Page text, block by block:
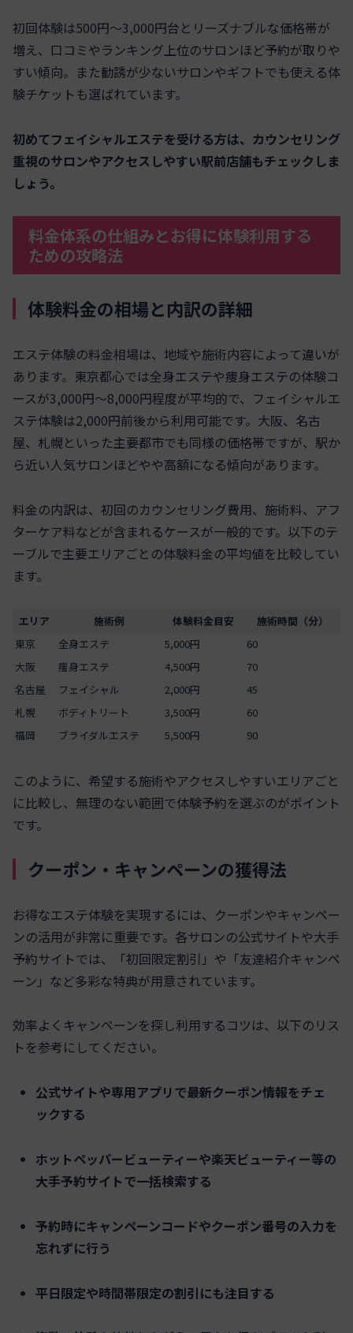
初回体験は500円〜3,000円台とリーズナブルな価格帯が
増え、口コミやランキング上位のサロンほど予約が取りや
すい傾向。また勧誘が少ないサロンやギフトでも使える体
験チケットも選ばれています。
初めてフェイシャルエステを受ける方は、カウンセリング
重視のサロンやアクセスしやすい駅前店舗もチェックしま
しょう。
料金体系の仕組みとお得に体験利用する
ための攻略法
体験料金の相場と内訳の詳細
エステ体験の料金相場は、地域や施術内容によって違いが
あります。東京都心では全身エステや痩身エステの体験コ
ースが3,000円～8,000円程度が平均的で、フェイシャルエ
ステ体験は2,000円前後から利用可能です。大阪、名古
屋、札幌といった主要都市でも同様の価格帯ですが、駅か
ら近い人気サロンほどやや高額になる傾向があります。
料金の内訳は、初回のカウンセリング費用、施術料、アフ
ターケア料などが含まれるケースが一般的です。以下のテ
ーブルで主要エリアごとの体験料金の平均値を比較してい
ます。
エリア 施術例 体験料金目安
施術時間（分）
東京
全身エステ 5,000円
60
大阪
痩身エステ 4,500円
70
名古屋
フェイシャル 2,000円
45
札幌
ボディトリート 3,500円
60
福岡
ブライダルエステ 5,500円 90
このように、希望する施術やアクセスしやすいエリアごと
に比較し、無理のない範囲で体験予約を選ぶのがポイント
です。
クーポン・キャンペーンの獲得法
お得なエステ体験を実現するには、クーポンやキャンペー
ンの活用が非常に重要です。各サロンの公式サイトや大手
予約サイトでは、「初回限定割引」や「友達紹介キャンペ
ーン」など多彩な特典が用意されています。
効率よくキャンペーンを探し利用するコツは、以下のリス
トを参考にしてください。
公式サイトや専用アプリで最新クーポン情報をチェ
ックする
ホットペッパービューティーや楽天ビューティー等の
大手予約サイトで一括検索する
予約時にキャンペーンコードやクーポン番号の入力を
忘れずに行う
平日限定や時間帯限定の割引にも注目する